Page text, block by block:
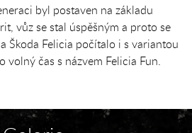
byl postaven na základu
vůz se stal úspěšným a proto se
Škoda Felicia počítalo i s variantou
volný čas s názvem Felicia Fun.